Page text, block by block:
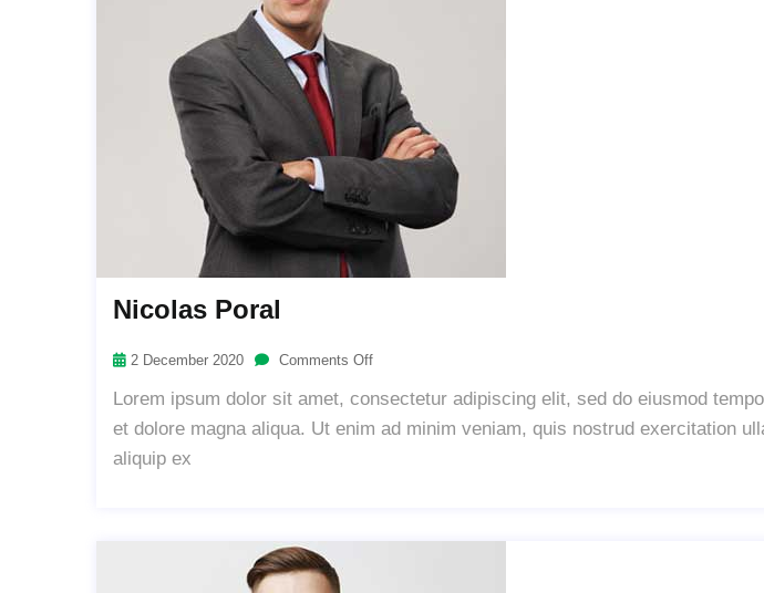
Nicolas Poral
2 December 2020 Comments Off
Lorem ipsum dolor sit amet, consectetur adipiscing elit, sed do eiusmod
et dolore magna aliqua. Ut enim ad minim veniam, quis nostrud exercitation
aliquip ex